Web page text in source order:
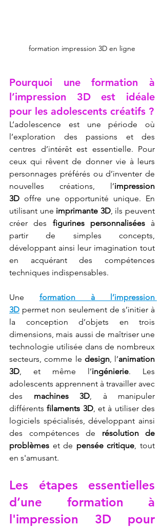
formation impression 3D en ligne
Pourquoi une formation à
l’impression 3D est idéale
pour les adolescents créatifs ?
L’adolescence est une période où
l’exploration des passions et des
centres d’intérêt est essentielle. Pour
ceux qui rêvent de donner vie à leurs
personnages préférés ou d’inventer de
nouvelles créations, l’impression
3D offre une opportunité unique. En
utilisant une imprimante 3D, ils peuvent
créer des figurines personnalisées à
partir de simples concepts,
développant ainsi leur imagination tout
en acquérant des compétences
techniques indispensables.
Une formation à l’impression
3D permet non seulement de s’initier à
la conception d’objets en trois
dimensions, mais aussi de maîtriser une
technologie utilisée dans de nombreux
secteurs, comme le design, l’animation
3D, et même l’ingénierie. Les
adolescents apprennent à travailler avec
des machines 3D, à manipuler
différents filaments 3D, et à utiliser des
logiciels spécialisés, développant ainsi
des compétences de résolution de
problèmes et de pensée critique, tout
en s'amusant.
Les étapes essentielles
d’une formation à
l'impression 3D pour